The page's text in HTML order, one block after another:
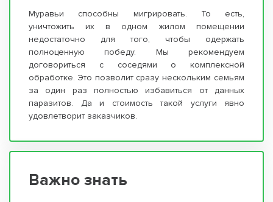
Муравьи способны мигрировать. То есть,
уничтожить их в одном жилом помещении
недостаточно для того, чтобы одержать
полноценную победу. Мы рекомендуем
договориться с соседями о комплексной
обработке. Это позволит сразу нескольким семьям
за один раз полностью избавиться от данных
паразитов. Да и стоимость такой услуги явно
удовлетворит заказчиков.
Важно знать